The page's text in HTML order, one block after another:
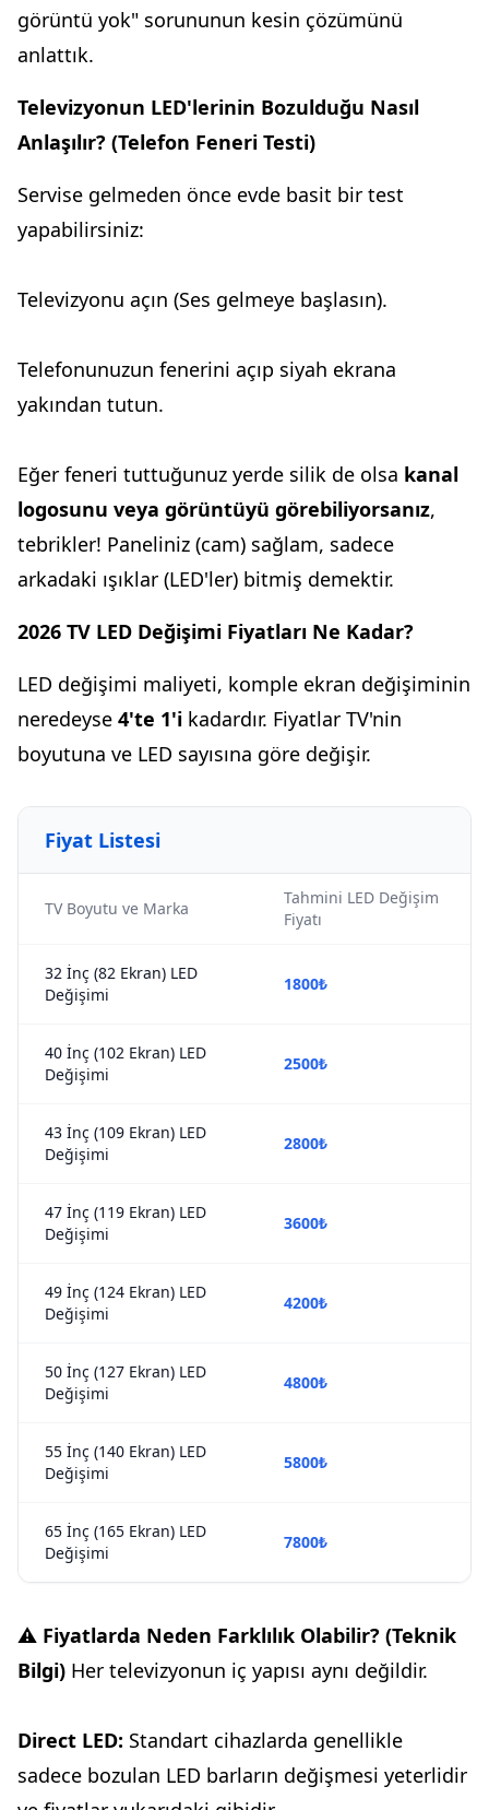
görüntü yok" sorununun kesin çözümünü
anlattık.
Televizyonun LED'lerinin Bozulduğu Nasıl
Anlaşılır? (Telefon Feneri Testi)
Servise gelmeden önce evde basit bir test
yapabilirsiniz:
Televizyonu açın (Ses gelmeye başlasın).
Telefonunuzun fenerini açıp siyah ekrana
yakından tutun.
Eğer feneri tuttuğunuz yerde silik de olsa kanal
logosunu veya görüntüyü görebiliyorsanız,
tebrikler! Paneliniz (cam) sağlam, sadece
arkadaki ışıklar (LED'ler) bitmiş demektir.
2026 TV LED Değişimi Fiyatları Ne Kadar?
LED değişimi maliyeti, komple ekran değişiminin
neredeyse 4'te 1'i kadardır. Fiyatlar TV'nin
boyutuna ve LED sayısına göre değişir.
Fiyat Listesi
TV Boyutu ve Marka
Tahmini LED Değişim
Fiyatı
32 İnç (82 Ekran) LED
Değişimi
1800₺
40 İnç (102 Ekran) LED
Değişimi
2500₺
43 İnç (109 Ekran) LED
Değişimi
2800₺
47 İnç (119 Ekran) LED
Değişimi
3600₺
49 İnç (124 Ekran) LED
Değişimi
4200₺
50 İnç (127 Ekran) LED
Değişimi
4800₺
55 İnç (140 Ekran) LED
Değişimi
5800₺
65 İnç (165 Ekran) LED
Değişimi
7800₺
⚠️ Fiyatlarda Neden Farklılık Olabilir? (Teknik
Bilgi) Her televizyonun iç yapısı aynı değildir.
Direct LED: Standart cihazlarda genellikle
sadece bozulan LED barların değişmesi yeterlidir